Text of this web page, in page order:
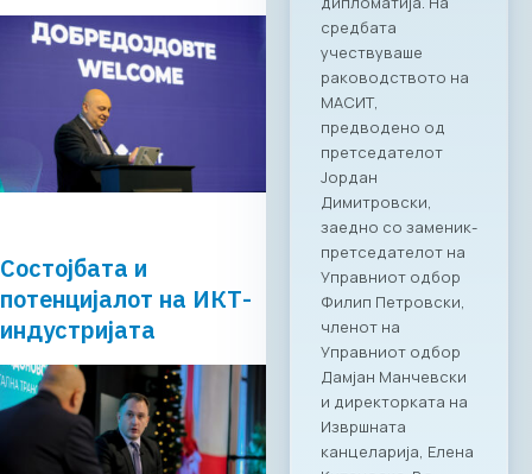
Состојбата и
потенцијалот на ИКТ-
индустријата
најавуваат
одржувањето на
првиот
македонско-грчки
Business ICT Forum“.
Овој форум
организирана
„business bridge“
платформа помеѓу
македонскиот и
грчкиот ИКТ
сектор, со цел
поттикнување на
регионалниот
раст, отворање
нови пазари и
воспоставување